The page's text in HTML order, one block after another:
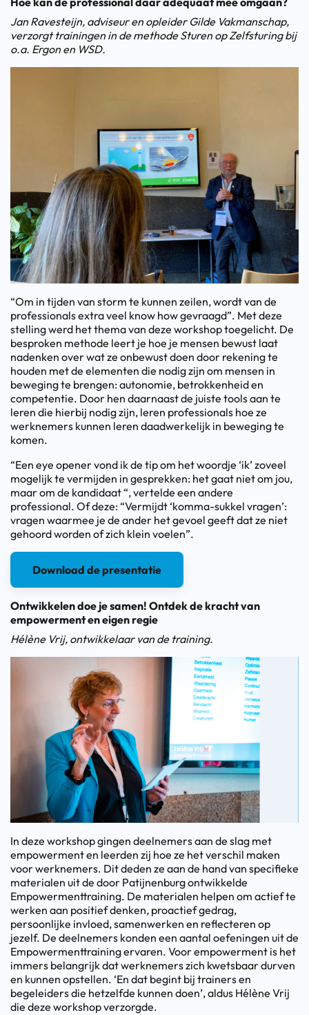
Jan Ravesteijn, adviseur en opleider Gilde Vakmanschap,
verzorgt trainingen in de methode Sturen op Zelfsturing bij
o.a. Ergon en WSD.
“Om in tijden van storm te kunnen zeilen, wordt van de
professionals extra veel know how gevraagd”. Met deze
stelling werd het thema van deze workshop toegelicht. De
besproken methode leert je hoe je mensen bewust laat
nadenken over wat ze onbewust doen door rekening te
houden met de elementen die nodig zijn om mensen in
beweging te brengen: autonomie, betrokkenheid en
competentie. Door hen daarnaast de juiste tools aan te
leren die hierbij nodig zijn, leren professionals hoe ze
werknemers kunnen leren daadwerkelijk in beweging te
komen.
“Een eye opener vond ik de tip om het woordje ‘ik’ zoveel
mogelijk te vermijden in gesprekken: het gaat niet om jou,
maar om de kandidaat “, vertelde een andere
professional. Of deze: “Vermijdt ‘komma-sukkel vragen’:
vragen waarmee je de ander het gevoel geeft dat ze niet
gehoord worden of zich klein voelen”.
Download de presentatie
Ontwikkelen doe je samen! Ontdek de kracht van
empowerment en eigen regie
Hélène Vrij, ontwikkelaar van de training.
In deze workshop gingen deelnemers aan de slag met
empowerment en leerden zij hoe ze het verschil maken
voor werknemers. Dit deden ze aan de hand van specifieke
materialen uit de door Patijnenburg ontwikkelde
Empowermenttraining. De materialen helpen om actief te
werken aan positief denken, proactief gedrag,
persoonlijke invloed, samenwerken en reflecteren op
jezelf. De deelnemers konden een aantal oefeningen uit de
Empowermenttraining ervaren. Voor empowerment is het
immers belangrijk dat werknemers zich kwetsbaar durven
en kunnen opstellen. ‘En dat begint bij trainers en
begeleiders die hetzelfde kunnen doen’, aldus Hélène Vrij
die deze workshop verzorgde.